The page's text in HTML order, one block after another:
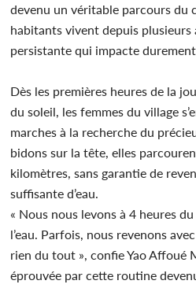
devenu un véritable parcours du
habitants vivent depuis plusieurs
persistante qui impacte
Dès les premières heures de la
du soleil, les femmes du village
marches à la recherche du
bidons sur la tête, elles
kilomètres, sans garantie de
suffisante d’eau.
« Nous nous levons à 4 heures
l’eau. Parfois, nous revenons
rien du tout », confie Yao Affoué
éprouvée par cette routine